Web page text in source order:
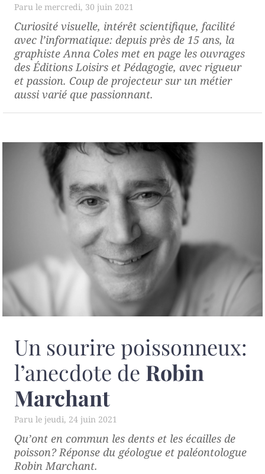
mercredi, 30 juin 2021
Curiosité visuelle, intérêt scientifique, facilité
avec l’informatique: depuis près de 15 ans, la
graphiste Anna Coles met en page les ouvrages
des Éditions Loisirs et Pédagogie, avec rigueur
et passion. Coup de projecteur sur un métier
aussi varié que passionnant.
Un sourire poissonneux:
l’anecdote de Robin
Marchant
jeudi, 24 juin 2021
Qu’ont en commun les dents et les écailles de
poisson? Réponse du géologue et paléontologue
Robin Marchant.